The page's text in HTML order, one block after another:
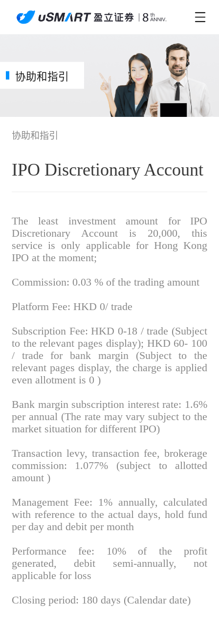
协助和指引
协助和指引
IPO Discretionary Account
The least investment amount for IPO
Discretionary Account is 20,000, this
service is only applicable for Hong Kong
IPO at the moment;
Commission: 0.03 % of the trading amount
Platform Fee: HKD 0/ trade
Subscription Fee: HKD 0-18 / trade (Subject
to the relevant pages display); HKD 60- 100
/ trade for bank margin (Subject to the
relevant pages display, the charge is applied
even allotment is 0 )
Bank margin subscription interest rate: 1.6%
per annual (The rate may vary subject to the
market situation for different IPO)
Transaction levy, transaction fee, brokerage
commission: 1.077% (subject to allotted
amount )
Management Fee: 1% annually, calculated
with reference to the actual days, hold fund
per day and debit per month
Performance fee: 10% of the profit
generated, debit semi-annually, not
applicable for loss
Closing period: 180 days (Calendar date)